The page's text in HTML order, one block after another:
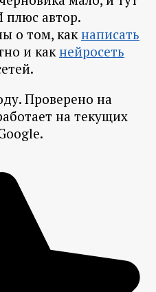
плюс автор.
о том, какнаписать
и какнейросеть
Проверено на
на текущих